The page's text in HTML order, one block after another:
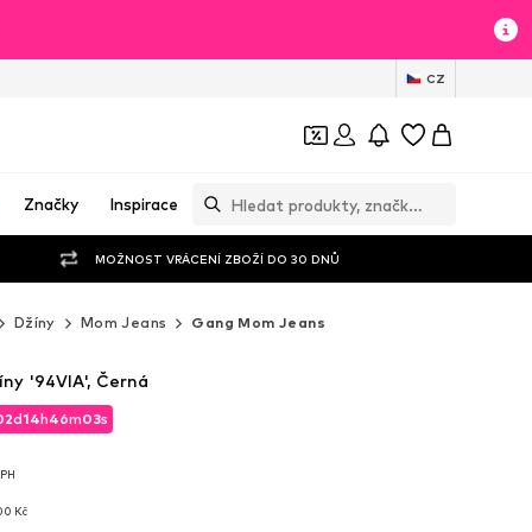
CZ
Značky Inspirace
MOŽNOST VRÁCENÍ ZBOŽÍ DO 30 DNŮ
Džíny Mom Jeans Gang Mom Jeans
d14h46m02s
Kč
d14h46m02s
'94VIA', Černá